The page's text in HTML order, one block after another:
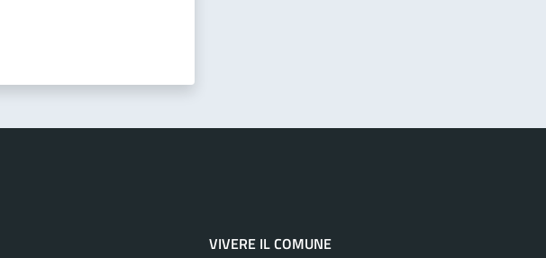
VIVERE IL COMUNE